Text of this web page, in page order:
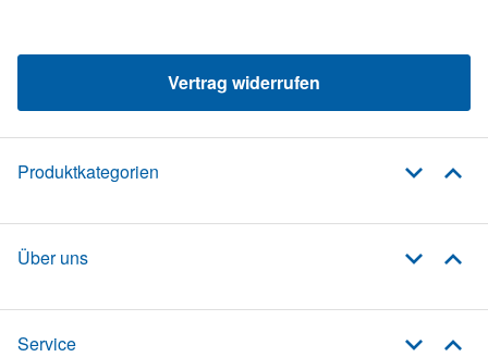
Vertrag widerrufen
Produktkategorien
Über uns
Service